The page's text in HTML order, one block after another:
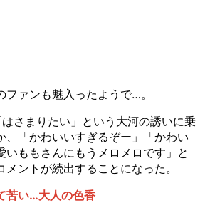
ァンも魅入ったようで…。
さまりたい」という大河の誘いに乗
、「かわいいすぎるぞー」「かわい
いももさんにもうメロメロです」と
ントが続出することになった。
苦い…大人の色香